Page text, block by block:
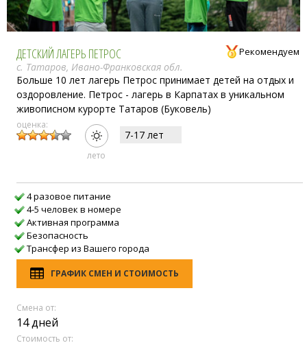
ДЕТСКИЙ ЛАГЕРЬ ПЕТРОС
с. Татаров, Ивано-Франковская обл.
Больше 10 лет лагерь Петрос принимает детей на отдых и
оздоровление. Петрос - лагерь в Карпатах в уникальном
живописном курорте Татаров (Буковель)
оценка:
лето
Рекомендуем
7-17 лет
4 разовое питание
4-5 человек в номере
Активная программа
Безопасность
Трансфер из Вашего города
ГРАФИК СМЕН И СТОИМОСТЬ
Смена от:
14 дней
Стоимость от: